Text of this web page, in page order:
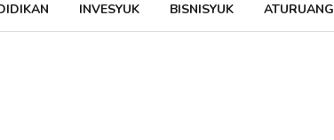
INVESYUK BISNISYUK ATURUANG